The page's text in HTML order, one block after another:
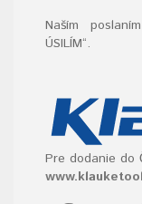
Naším
ÚSILÍM“.
Pre dodanie do